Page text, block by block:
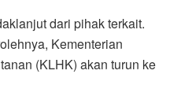
dari pihak terkait.
Kementerian
(KLHK) akan turun ke